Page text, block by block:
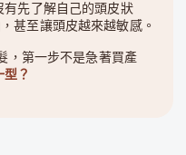
先了解自己的頭皮狀
甚至讓頭皮越來越敏感。
，第一步不是急著買產
？